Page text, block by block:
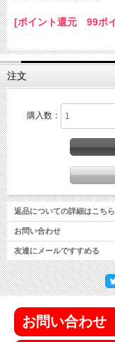
[ポイント還元 99ポ
注文
購入数：
返品についての詳細はこちら
お問い合わせ
友達にメールですすめる
お問い合わせ